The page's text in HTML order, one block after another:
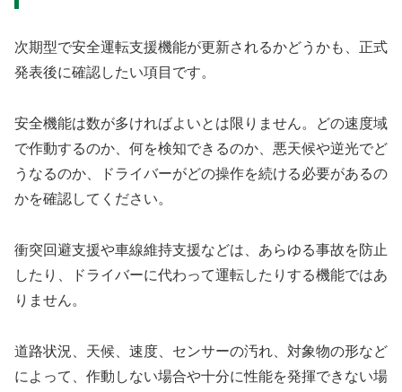
次期型で安全運転支援機能が更新されるかどうかも、正式
発表後に確認したい項目です。
安全機能は数が多ければよいとは限りません。どの速度域
で作動するのか、何を検知できるのか、悪天候や逆光でど
うなるのか、ドライバーがどの操作を続ける必要があるの
かを確認してください。
衝突回避支援や車線維持支援などは、あらゆる事故を防止
したり、ドライバーに代わって運転したりする機能ではあ
りません。
道路状況、天候、速度、センサーの汚れ、対象物の形など
によって、作動しない場合や十分に性能を発揮できない場